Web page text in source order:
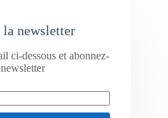
newsletter
ci-dessous et abonnez-